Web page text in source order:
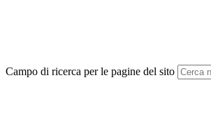
Campo di ricerca per le pagine del sito